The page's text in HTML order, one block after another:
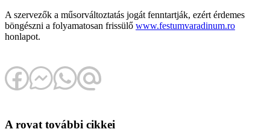
A szervezők a műsorváltoztatás jogát fenntartják, ezért érdemes
böngészni a folyamatosan frissülő www.festumvaradinum.ro
honlapot.
A rovat további cikkei